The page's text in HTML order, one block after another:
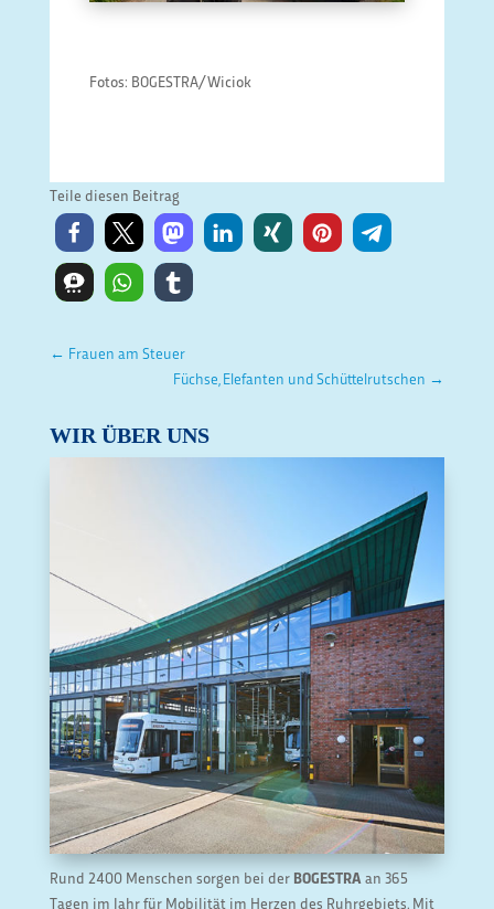
Fotos: BOGESTRA/Wiciok
Teile diesen Beitrag
← Frauen am Steuer
Füchse, Elefanten und Schüttelrutschen →
WIR ÜBER UNS
Rund 2400 Menschen sorgen bei der BOGESTRA an 365
Tagen im Jahr für Mobilität im Herzen des Ruhrgebiets. Mit